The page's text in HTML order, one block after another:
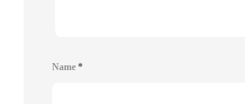
Name *